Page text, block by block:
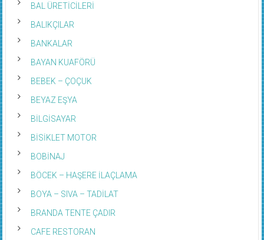
BAL ÜRETİCİLERİ
BALIKÇILAR
BANKALAR
BAYAN KUAFÖRÜ
BEBEK – ÇOÇUK
BEYAZ EŞYA
BİLGİSAYAR
BİSİKLET MOTOR
BOBİNAJ
BÖCEK – HAŞERE İLAÇLAMA
BOYA – SIVA – TADİLAT
BRANDA TENTE ÇADIR
CAFE RESTORAN